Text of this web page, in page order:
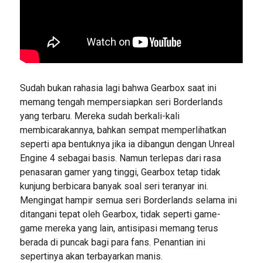
Sudah bukan rahasia lagi bahwa Gearbox saat ini
memang tengah mempersiapkan seri Borderlands
yang terbaru. Mereka sudah berkali-kali
membicarakannya, bahkan sempat memperlihatkan
seperti apa bentuknya jika ia dibangun dengan Unreal
Engine 4 sebagai basis. Namun terlepas dari rasa
penasaran gamer yang tinggi, Gearbox tetap tidak
kunjung berbicara banyak soal seri teranyar ini.
Mengingat hampir semua seri Borderlands selama ini
ditangani tepat oleh Gearbox, tidak seperti game-
game mereka yang lain, antisipasi memang terus
berada di puncak bagi para fans. Penantian ini
sepertinya akan terbayarkan manis.